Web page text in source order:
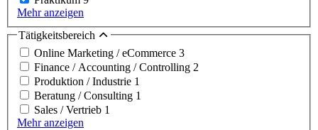
Mehr anzeigen
Tätigkeitsbereich
Online Marketing / eCommerce 3
Finance / Accounting / Controlling 2
Produktion / Industrie 1
Beratung / Consulting 1
Sales / Vertrieb 1
Mehr anzeigen